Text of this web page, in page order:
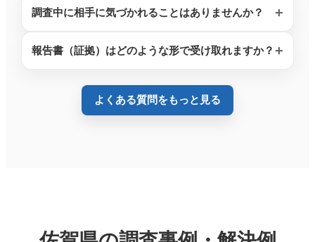
調査中に相手に気づかれることはありませんか？
報告書（証拠）はどのような形で受け取れますか？
よくある質問をもっと見る